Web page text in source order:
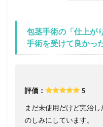
包茎手術の「仕上が
手術を受けて良かっ
評価： 5
まだ未使用だけど完治し
のしみにしています。